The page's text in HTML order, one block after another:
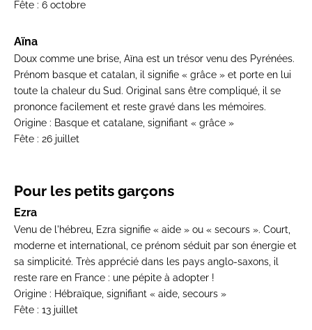
Fête : 6 octobre
Aïna
Doux comme une brise, Aïna est un trésor venu des Pyrénées.
Prénom basque et catalan, il signifie « grâce » et porte en lui
toute la chaleur du Sud. Original sans être compliqué, il se
prononce facilement et reste gravé dans les mémoires.
Origine : Basque et catalane, signifiant « grâce »
Fête : 26 juillet
Pour les petits garçons
Ezra
Venu de l'hébreu, Ezra signifie « aide » ou « secours ». Court,
moderne et international, ce prénom séduit par son énergie et
sa simplicité. Très apprécié dans les pays anglo-saxons, il
reste rare en France : une pépite à adopter !
Origine : Hébraïque, signifiant « aide, secours »
Fête : 13 juillet